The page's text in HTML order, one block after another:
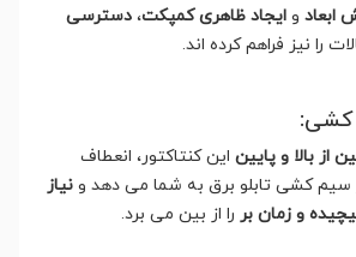
ابعاد و ایجاد ظاهری کمپکت، دسترسی
را نیز فراهم کرده اند.
کشی:
از بالا و پایین این کنتاکتور، انعطاف
کشی تابلو برق به شما می دهد و نیاز
و زمان بر را از بین می برد.